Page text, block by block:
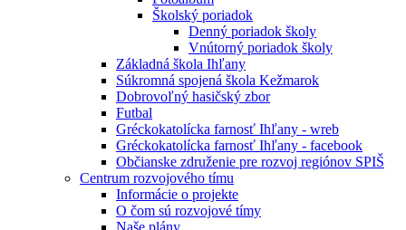
Školský poriadok
Denný poriadok školy
Vnútorný poriadok školy
Základná škola Ihľany
Súkromná spojená škola Kežmarok
Dobrovoľný hasičský zbor
Futbal
Gréckokatolícka farnosť Ihľany - wreb
Gréckokatolícka farnosť Ihľany - facebook
Občianske združenie pre rozvoj regiónov SPIŠ
Centrum rozvojového tímu
Informácie o projekte
O čom sú rozvojové tímy
Naše plány